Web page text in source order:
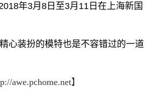
年3月8日至3月11日在上海新国
心装扮的模特也是不容错过的一道
awe.pchome.net】